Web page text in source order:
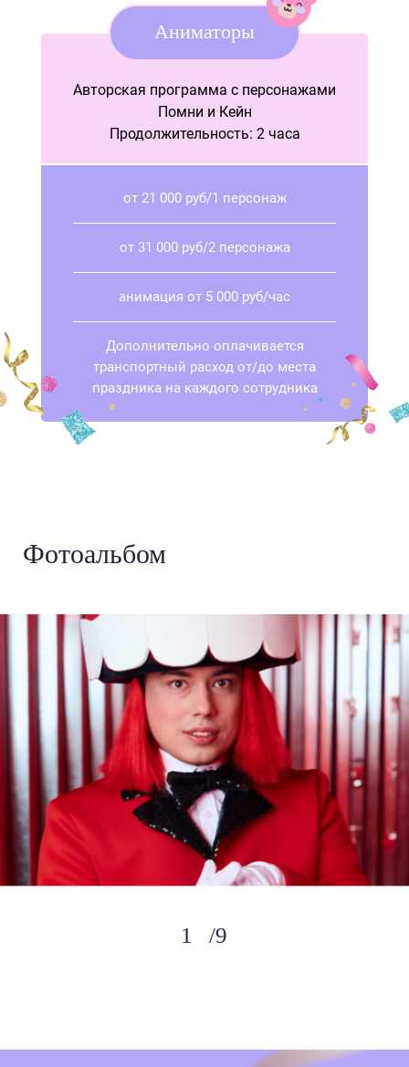
Аниматоры
Авторская программа с персонажами
Помни и Кейн
Продолжительность: 2 часа
от 21 000 руб/1 персонаж
от 31 000 руб/2 персонажа
анимация от 5 000 руб/час
Дополнительно оплачивается
транспортный расход от/до места
праздника на каждого сотрудника
Фотоальбом
9